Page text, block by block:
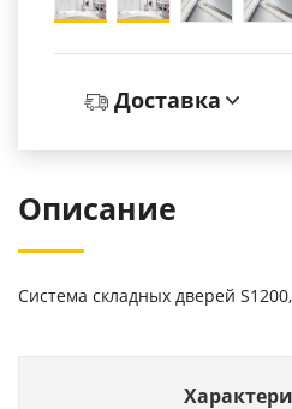
Доставка
Описание
Система складных дверей